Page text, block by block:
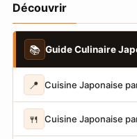
Découvrir
📚 Guide Culinaire
📍 Cuisine Japonaise
🍴 Cuisine Japonaise